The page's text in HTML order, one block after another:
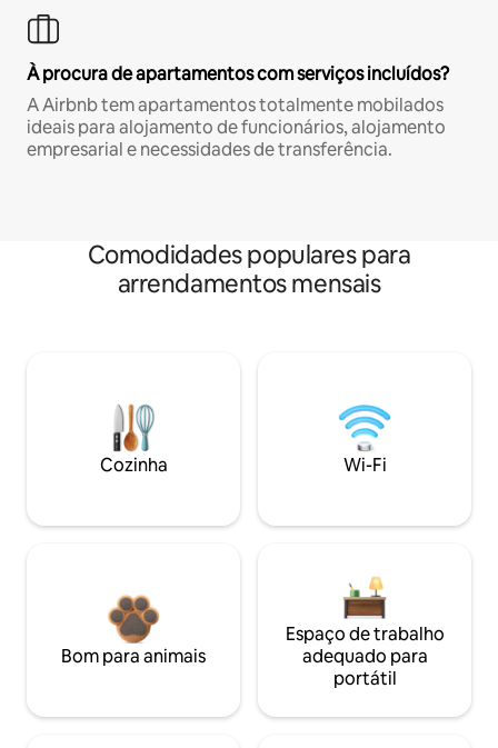
À procura de apartamentos com serviços incluídos?
A Airbnb tem apartamentos totalmente mobilados
ideais para alojamento de funcionários, alojamento
empresarial e necessidades de transferência.
Comodidades populares para
arrendamentos mensais
Cozinha Wi-Fi
Bom para animais
Espaço de trabalho
adequado para
portátil